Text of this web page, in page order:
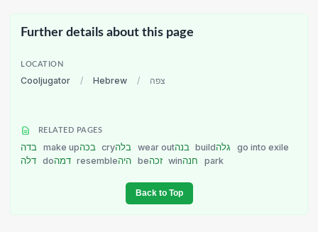
Further details about this page
LOCATION
Cooljugator / Hebrew / צפה
RELATED PAGES
make up cry wear out build
go into exile
do דמה resemble be זכה win park
Back to Top